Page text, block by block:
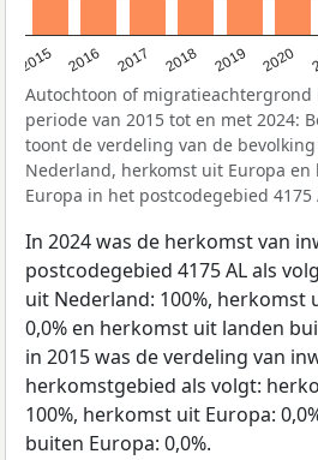
2015 2016 2017 2018 2019 2020
Autochtoon of
periode van 2015 tot en met 2024:
toont de verdeling van de
Nederland, herkomst uit Europa
Europa in het postcodegebied 4175
In 2024 was de herkomst van
postcodegebied 4175 AL als
uit Nederland: 100%, herkomst
0,0% en herkomst uit landen
in 2015 was de verdeling van
herkomstgebied als volgt:
100%, herkomst uit Europa:
buiten Europa: 0,0%.